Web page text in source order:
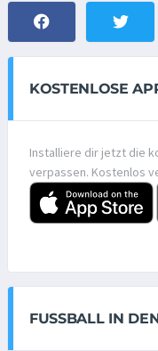
KOSTENLOSE
Installiere dir jetzt die
verpassen. Kostenlos
FUSSBALL IN